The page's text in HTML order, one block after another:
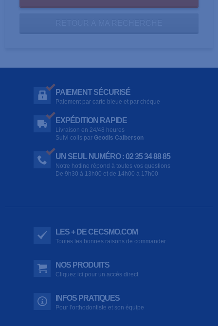
PAIEMENT SÉCURISÉ
Paiement par carte bleue et par chèque
EXPÉDITION RAPIDE
Livraison en 24/48 heures
Suivi colis par Geodis Calberson
UN SEUL NUMÉRO : 02 35 34 88 85
Notre hotline répond à toutes vos questions
De 9h30 à 13h00 et de 14h00 à 17h00
LES + DE CECSMO.COM
Toutes les bonnes raisons de commander
NOS PRODUITS
Cliquez ici pour un accès direct
INFOS PRATIQUES
Pour l'orthodontiste et son équipe